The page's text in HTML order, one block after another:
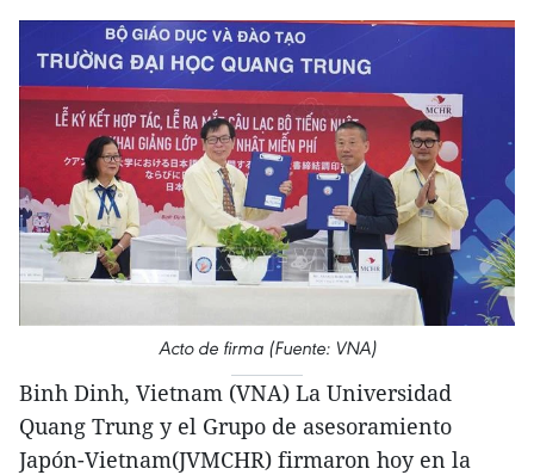
Acto de firma (Fuente: VNA)
Binh Dinh, Vietnam (VNA) La Universidad
Quang Trung y el Grupo de asesoramiento
Japón-Vietnam(JVMCHR) firmaron hoy en la